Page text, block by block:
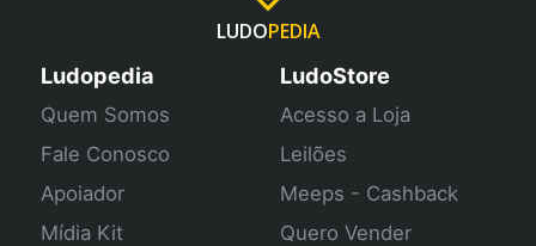
LUDOPEDIA
Ludopedia
Quem Somos
Fale Conosco
Apoiador
Mídia Kit
LudoStore
Acesso a Loja
Leilões
Meeps - Cashback
Quero Vender